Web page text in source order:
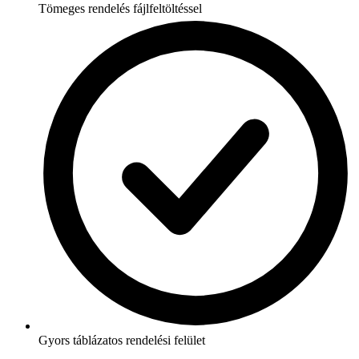
Tömeges rendelés fájlfeltöltéssel
Gyors táblázatos rendelési felület